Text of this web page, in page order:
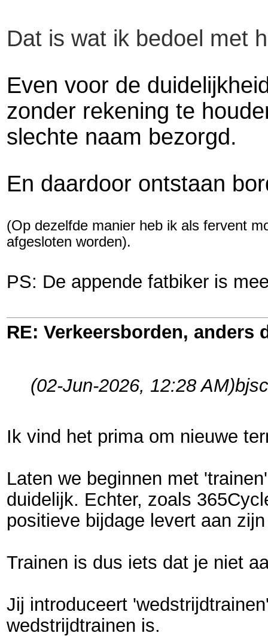
Dat is wat ik bedoel met
Even voor de
zonder rekening te
slechte naam bezorgd.
En daardoor ontstaan
(Op dezelfde manier heb ik als fervent
afgesloten worden).
PS: De appende fatbiker is
RE: Verkeersborden, anders
(02-Jun-2026, 12:28 AM)
Ik vind het prima om nieuwe
Laten we beginnen met
duidelijk. Echter, zoals
positieve bijdage levert aan
Trainen is dus iets dat je niet
Jij introduceert
wedstrijdtrainen is.